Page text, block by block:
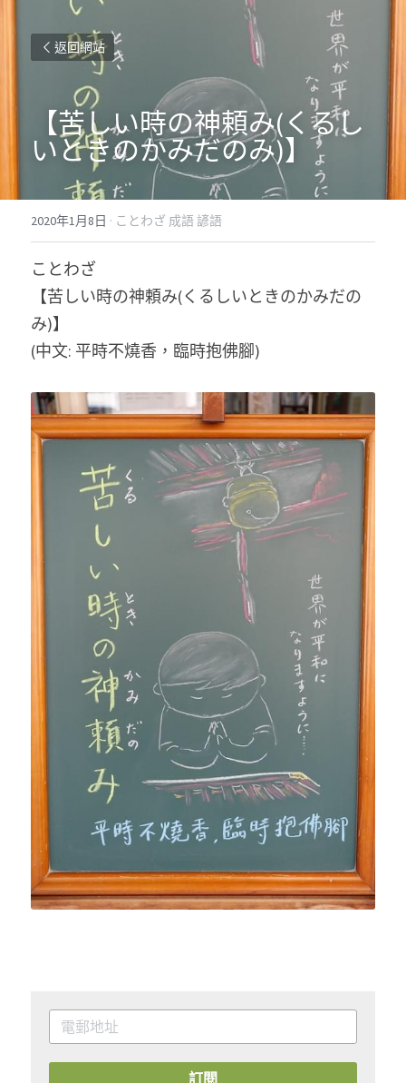
返回網站
【苦しい時の神頼み(くるし
いときのかみだのみ)】
2020年1月8日 · ことわざ 成語 諺語
ことわざ
【苦しい時の神頼み(くるしいときのかみだの
み)】
(中文: 平時不燒香，臨時抱佛腳)
訂閱